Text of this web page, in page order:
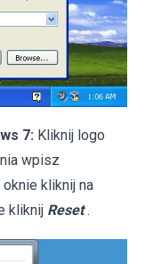
7: Kliknij logo
wpisz
kliknij na
kliknij Reset .